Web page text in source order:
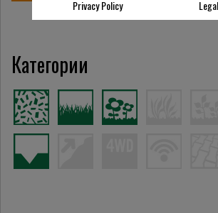
Категории
Privacy Policy